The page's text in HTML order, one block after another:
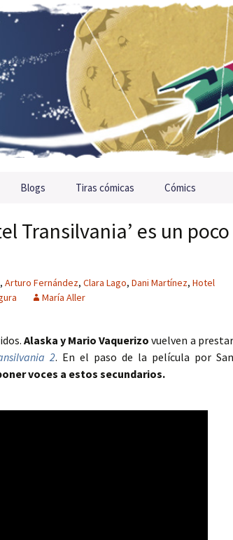
Blogs Tiras cómicas Cómics
Transilvania’ es un poco
, Arturo Fernández, Clara Lago, Dani Martínez, Hotel
María Aller
Alaska y Mario Vaquerizo vuelven a prestar
2. En el paso de la película por San
voces a estos secundarios.